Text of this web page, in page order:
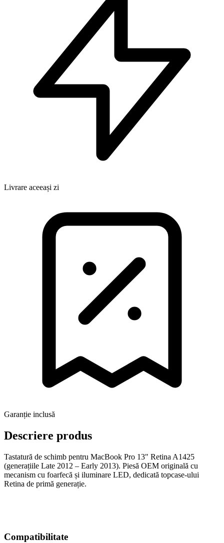
Livrare aceeași zi
Garanție inclusă
Descriere produs
Tastatură de schimb pentru MacBook Pro 13" Retina A1425
(generațiile Late 2012 – Early 2013). Piesă OEM originală cu
mecanism cu foarfecă și iluminare LED, dedicată topcase-ului
Retina de primă generație.
Compatibilitate